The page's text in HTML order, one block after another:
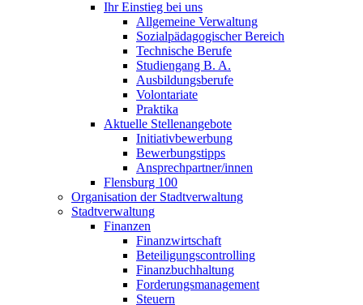
Ihr Einstieg bei uns
Allgemeine Verwaltung
Sozialpädagogischer Bereich
Technische Berufe
Studiengang B. A.
Ausbildungsberufe
Volontariate
Praktika
Aktuelle Stellenangebote
Initiativbewerbung
Bewerbungstipps
Ansprechpartner/innen
Flensburg 100
Organisation der Stadtverwaltung
Stadtverwaltung
Finanzen
Finanzwirtschaft
Beteiligungscontrolling
Finanzbuchhaltung
Forderungsmanagement
Steuern